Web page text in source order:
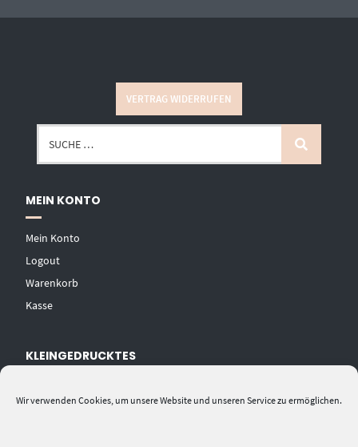
Wir verwenden Cookies, um unsere Website und unseren Service zu ermöglichen.
VERTRAG WIDERRUFEN
MEIN KONTO
Mein Konto
Logout
Warenkorb
Kasse
KLEINGEDRUCKTES